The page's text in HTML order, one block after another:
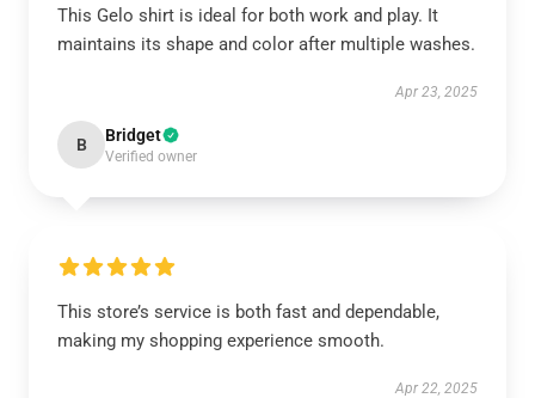
This Gelo shirt is ideal for both work and play. It
maintains its shape and color after multiple washes.
Apr 23, 2025
B Bridget
Verified owner
This store’s service is both fast and dependable,
making my shopping experience smooth.
Apr 22, 2025